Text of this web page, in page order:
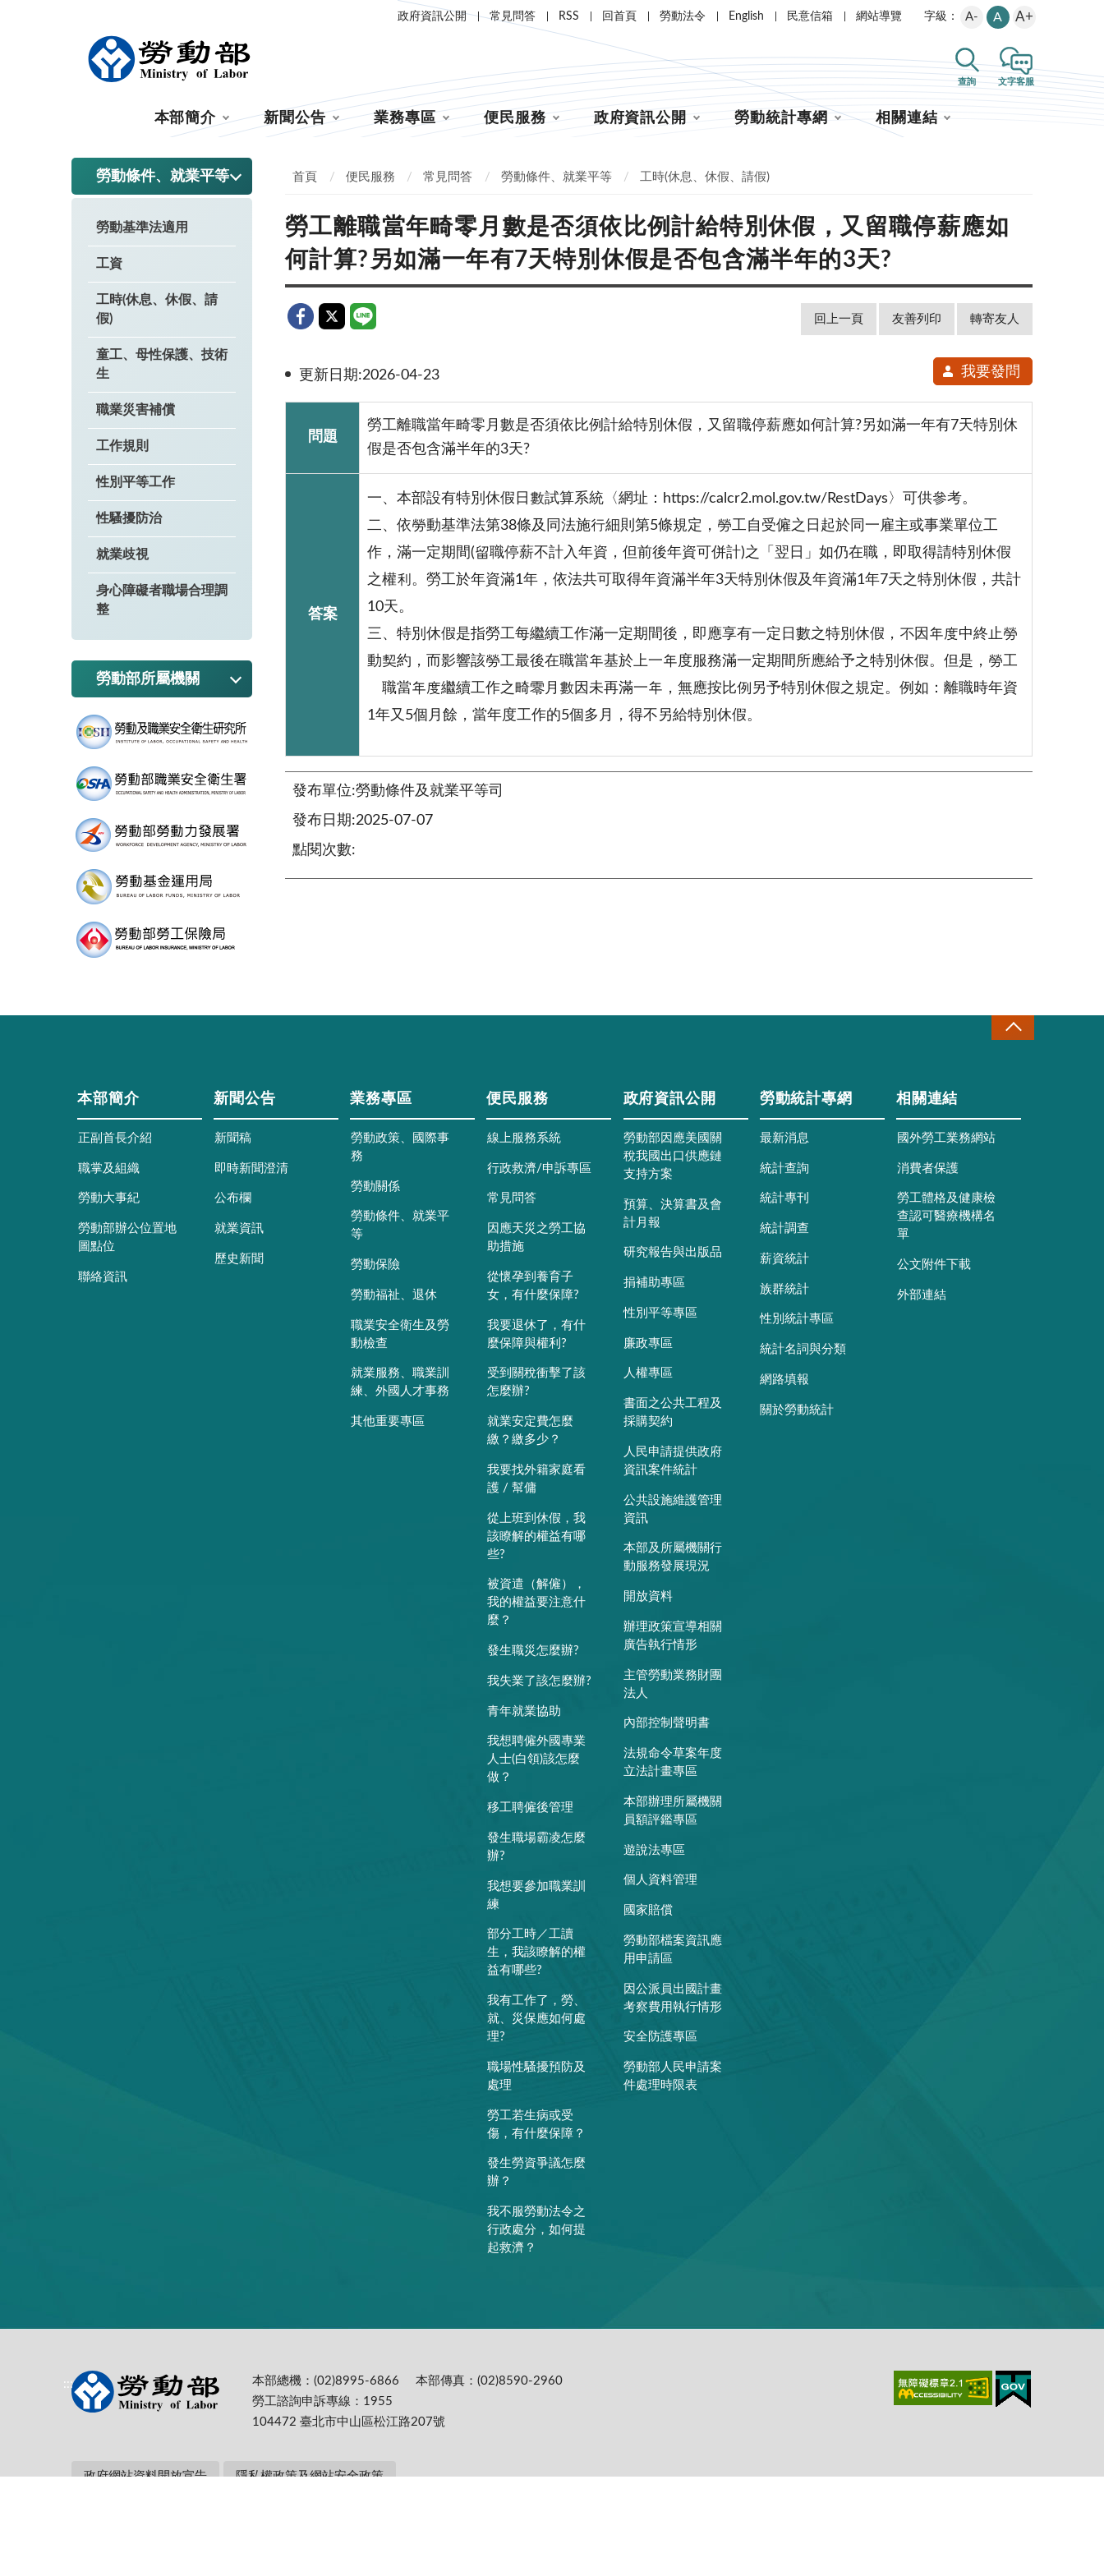
政府資訊公開 常見問答 RSS 回首頁 勞動法令 English 民意信箱 網站導覽 字級： A- A A+
查詢 文字客服
本部簡介 新聞公告 業務專區 便民服務 政府資訊公開 勞動統計專網 相關連結
勞動條件、就業平等
勞動基準法適用
工資
工時(休息、休假、請
假)
童工、母性保護、技術
生
職業災害補償
工作規則
性別平等工作
性騷擾防治
就業歧視
身心障礙者職場合理調
整
勞動部所屬機關
首頁 便民服務 常見問答 勞動條件、就業平等 工時(休息、休假、請假)
勞工離職當年畸零月數是否須依比例計給特別休假，又留職停薪應如
何計算?另如滿一年有7天特別休假是否包含滿半年的3天?
回上一頁 友善列印 轉寄友人
更新日期:2026-04-23 我要發問
問題
勞工離職當年畸零月數是否須依比例計給特別休假，又留職停薪應如何計算?另如滿一年有7天特別休
假是否包含滿半年的3天?
答案
一、本部設有特別休假日數試算系統〈網址：https://calcr2.mol.gov.tw/RestDays〉可供參考。
二、依勞動基準法第38條及同法施行細則第5條規定，勞工自受僱之日起於同一雇主或事業單位工
作，滿一定期間(留職停薪不計入年資，但前後年資可併計)之「翌日」如仍在職，即取得請特別休假
之權利。勞工於年資滿1年，依法共可取得年資滿半年3天特別休假及年資滿1年7天之特別休假，共計
10天。
三、特別休假是指勞工每繼續工作滿一定期間後，即應享有一定日數之特別休假，不因年度中終止勞
動契約，而影響該勞工最後在職當年基於上一年度服務滿一定期間所應給予之特別休假。但是，勞工
離職當年度繼續工作之畸零月數因未再滿一年，無應按比例另予特別休假之規定。例如：離職時年資
1年又5個月餘，當年度工作的5個多月，得不另給特別休假。
發布單位:勞動條件及就業平等司
發布日期:2025-07-07
點閱次數:
本部簡介
正副首長介紹
職掌及組織
勞動大事紀
勞動部辦公位置地
圖點位
聯絡資訊
新聞公告
新聞稿
即時新聞澄清
公布欄
就業資訊
歷史新聞
業務專區
勞動政策、國際事
務
勞動關係
勞動條件、就業平
等
勞動保險
勞動福祉、退休
職業安全衛生及勞
動檢查
就業服務、職業訓
練、外國人才事務
其他重要專區
便民服務
線上服務系統
行政救濟/申訴專區
常見問答
因應天災之勞工協
助措施
從懷孕到養育子
女，有什麼保障?
我要退休了，有什
麼保障與權利?
受到關稅衝擊了該
怎麼辦?
就業安定費怎麼
繳？繳多少？
我要找外籍家庭看
護 / 幫傭
從上班到休假，我
該瞭解的權益有哪
些?
被資遣（解僱），
我的權益要注意什
麼？
發生職災怎麼辦?
我失業了該怎麼辦?
青年就業協助
我想聘僱外國專業
人士(白領)該怎麼
做？
移工聘僱後管理
發生職場霸凌怎麼
辦?
我想要參加職業訓
練
部分工時／工讀
生，我該瞭解的權
益有哪些?
我有工作了，勞、
就、災保應如何處
理?
職場性騷擾預防及
處理
勞工若生病或受
傷，有什麼保障？
發生勞資爭議怎麼
辦？
我不服勞動法令之
行政處分，如何提
起救濟？
政府資訊公開
勞動部因應美國關
稅我國出口供應鏈
支持方案
預算、決算書及會
計月報
研究報告與出版品
捐補助專區
性別平等專區
廉政專區
人權專區
書面之公共工程及
採購契約
人民申請提供政府
資訊案件統計
公共設施維護管理
資訊
本部及所屬機關行
動服務發展現況
開放資料
辦理政策宣導相關
廣告執行情形
主管勞動業務財團
法人
內部控制聲明書
法規命令草案年度
立法計畫專區
本部辦理所屬機關
員額評鑑專區
遊說法專區
個人資料管理
國家賠償
勞動部檔案資訊應
用申請區
因公派員出國計畫
考察費用執行情形
安全防護專區
勞動部人民申請案
件處理時限表
勞動統計專網
最新消息
統計查詢
統計專刊
統計調查
薪資統計
族群統計
性別統計專區
統計名詞與分類
網路填報
關於勞動統計
相關連結
國外勞工業務網站
消費者保護
勞工體格及健康檢
查認可醫療機構名
單
公文附件下載
外部連結
::: 本部總機：(02)8995-6866
本部傳真：(02)8590-2960
勞工諮詢申訴專線：1955
104472 臺北市中山區松江路207號
政府網站資料開放宣告 隱私權政策及網站安全政策